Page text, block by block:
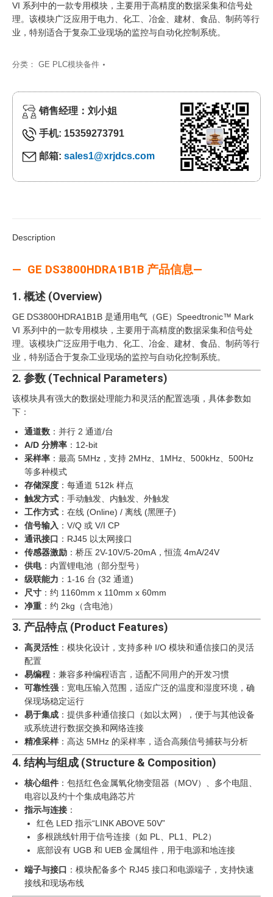
VI 系列中的一款专用模块，主要用于高精度的数据采集和信号处
理。该模块广泛应用于电力、化工、冶金、建材、食品、制药等行
业，特别适合于复杂工业现场的监控与自动化控制系统。
分类： GE PLC模块备件
销售经理：刘小姐
手机: 15359273791
邮箱: sales1@xrjdcs.com
Description
— GE DS3800HDRA1B1B 产品信息—
1. 概述 (Overview)
GE DS3800HDRA1B1B 是通用电气（GE）Speedtronic™ Mark
VI 系列中的一款专用模块，主要用于高精度的数据采集和信号处
理。该模块广泛应用于电力、化工、冶金、建材、食品、制药等行
业，特别适合于复杂工业现场的监控与自动化控制系统。
2. 参数 (Technical Parameters)
该模块具有强大的数据处理能力和灵活的配置选项，具体参数如
下：
通道数 ：并行 2 通道/台
A/D 分辨率 ：12-bit
采样率 ：最高 5MHz，支持 2MHz、1MHz、500kHz、500Hz
等多种模式
存储深度 ：每通道 512k 样点
触发方式 ：手动触发、内触发、外触发
工作方式 ：在线 (Online) / 离线 (黑匣子)
信号输入 ：V/Q 或 V/I CP
通讯接口 ：RJ45 以太网接口
传感器激励 ：桥压 2V-10V/5-20mA，恒流 4mA/24V
供电：内置锂电池（部分型号）
级联能力 ：1-16 台 (32 通道)
尺寸 ：约 1160mm x 110mm x 60mm
净重 ：约 2kg（含电池）
3. 产品特点 (Product Features)
高灵活性 ：模块化设计，支持多种 I/O 模块和通信接口的灵活
配置
易编程 ：兼容多种编程语言，适配不同用户的开发习惯
可靠性强 ：宽电压输入范围，适应广泛的温度和湿度环境，确
保现场稳定运行
易于集成 ：提供多种通信接口（如以太网），便于与其他设备
或系统进行数据交换和网络连接
精准采样：高达 5MHz 的采样率，适合高频信号捕获与分析
4. 结构与组成 (Structure & Composition)
核心组件 ：包括红色金属氧化物变阻器（MOV）、多个电阻、
电容以及约十个集成电路芯片
指示与连接 ：
红色 LED 指示“LINK ABOVE 50V”
多根跳线针用于信号连接（如 PL、PL1、PL2）
底部设有 UGB 和 UEB 金属组件，用于电源和地连接
端子与接口 ：模块配备多个 RJ45 接口和电源端子，支持快速
接线和现场布线